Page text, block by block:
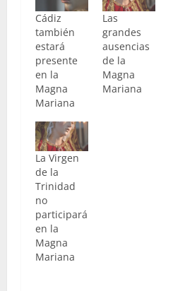
Cádiz
también
estará
presente
en la
Magna
Mariana
Las
grandes
ausencias
de la
Magna
Mariana
La Virgen
de la
Trinidad
no
participará
en la
Magna
Mariana